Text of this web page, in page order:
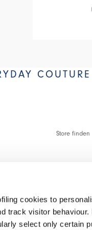
cookies to
track visitor
select only certain
COUTURE
Store finden